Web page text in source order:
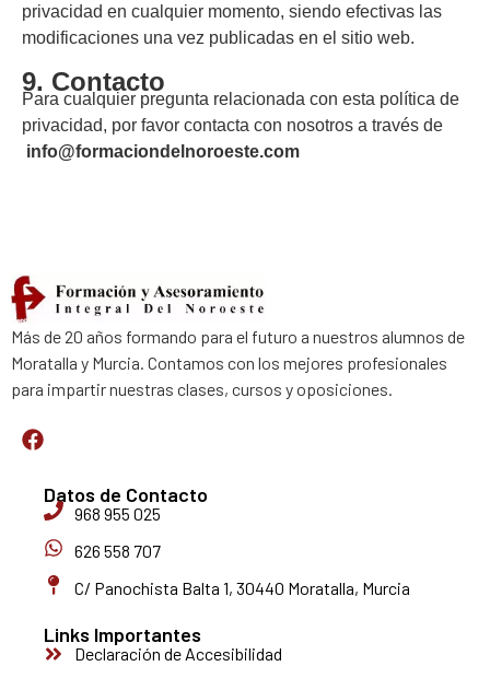
privacidad en cualquier momento, siendo efectivas las
modificaciones una vez publicadas en el sitio web.
9. Contacto
Para cualquier pregunta relacionada con esta política de
privacidad, por favor contacta con nosotros a través de
info@formaciondelnoroeste.com
Más de 20 años formando para el futuro a nuestros alumnos de
Moratalla y Murcia. Contamos con los mejores profesionales
para impartir nuestras clases, cursos y oposiciones.
Datos de Contacto
968 955 025
626 558 707
C/ Panochista Balta 1, 30440 Moratalla, Murcia
Links Importantes
Declaración de Accesibilidad